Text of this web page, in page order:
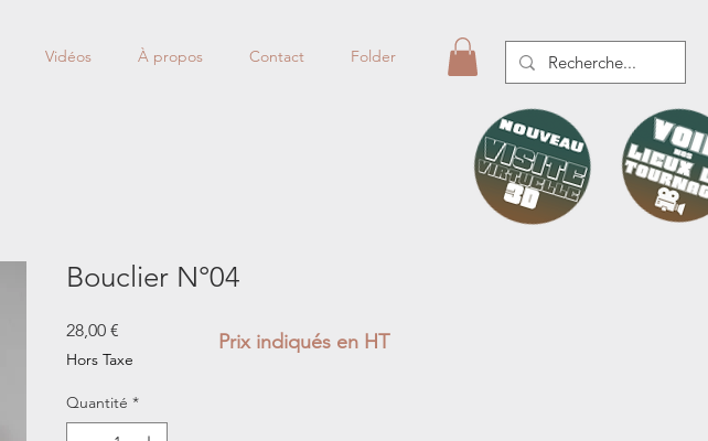
Vidéos À propos Contact Folder
Bouclier N°04
28,00 €
Hors Taxe
Quantité *
Prix indiqués en HT